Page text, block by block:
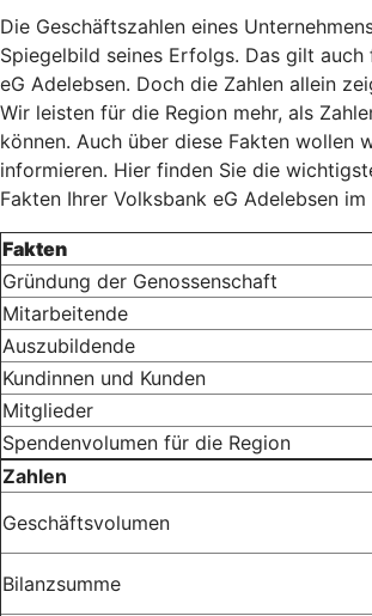
Die Geschäftszahlen eines
Spiegelbild seines Erfolgs. Das gilt auch
eG Adelebsen. Doch die Zahlen allein
Wir leisten für die Region mehr, als
können. Auch über diese Fakten wollen
informieren. Hier finden Sie die
Fakten Ihrer Volksbank eG Adelebsen
Fakten
Gründung der Genossenschaft
Mitarbeitende
Auszubildende
Kundinnen und Kunden
Mitglieder
Spendenvolumen für die Region
Zahlen
Geschäftsvolumen
Bilanzsumme